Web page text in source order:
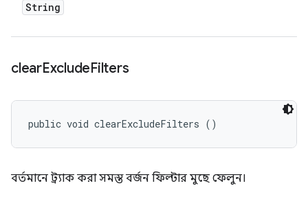
String
clearExcludeFilters
public void clearExcludeFilters ()
বর্তমানে ট্র্যাক করা সমস্ত বর্জন ফিল্টার মুছে ফেলুন।